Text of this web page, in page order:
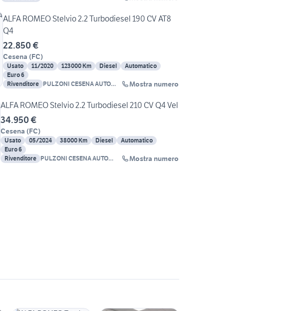
ALFA ROMEO Stelvio 2.2 Turbodiesel 190 CV AT8
Q4
22.850 €
Cesena (FC)
Usato 11/2020 123000 Km Diesel
Automatico
Euro 6
Rivenditore PULZONI CESENA AUTO
Mostra numero
ALFA ROMEO Stelvio 2.2 Turbodiesel 210 CV Q4 Vel
34.950 €
Cesena (FC)
Usato 05/2024 38000 Km Diesel
Automatico
Euro 6
Rivenditore PULZONI CESENA AUTO
Mostra numero